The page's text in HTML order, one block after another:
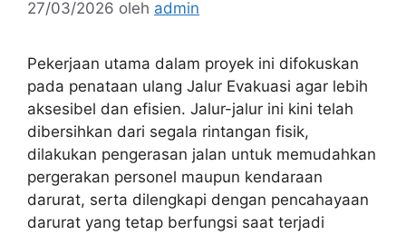
27/03/2026 oleh admin
Pekerjaan utama dalam proyek ini difokuskan
pada penataan ulang Jalur Evakuasi agar lebih
aksesibel dan efisien. Jalur-jalur ini kini telah
dibersihkan dari segala rintangan fisik,
dilakukan pengerasan jalan untuk memudahkan
pergerakan personel maupun kendaraan
darurat, serta dilengkapi dengan pencahayaan
darurat yang tetap berfungsi saat terjadi